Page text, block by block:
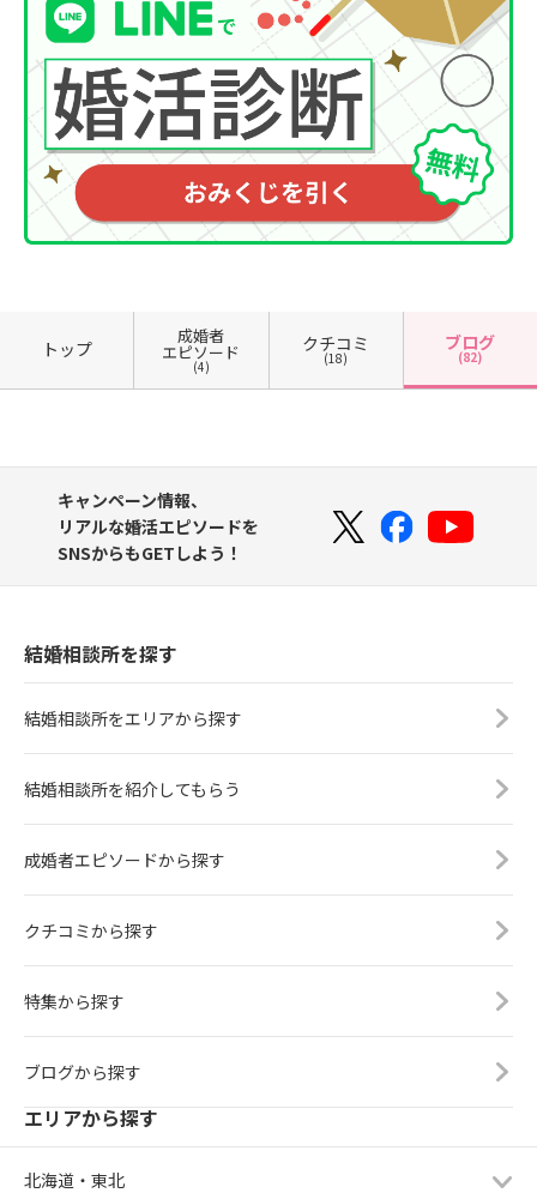
トップ
成婚者
エピソード
(4)
クチコミ
(18)
ブログ
(82)
キャンペーン情報、
リアルな婚活エピソードを
SNSからもGETしよう！
結婚相談所を探す
結婚相談所をエリアから探す
結婚相談所を紹介してもらう
成婚者エピソードから探す
クチコミから探す
特集から探す
ブログから探す
エリアから探す
北海道・東北